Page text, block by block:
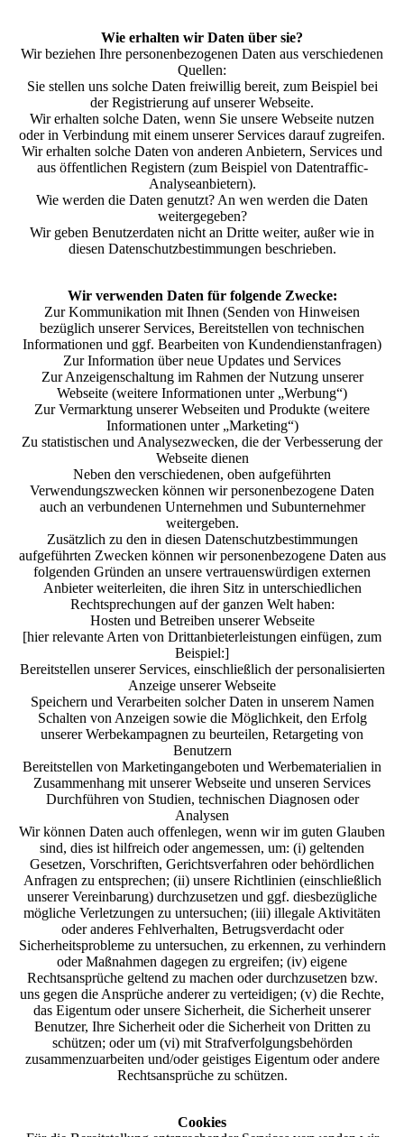
Wie erhalten wir Daten über sie?
Wir beziehen Ihre personenbezogenen Daten aus verschiedenen
Quellen:
Sie stellen uns solche Daten freiwillig bereit, zum Beispiel bei
der Registrierung auf unserer Webseite.
Wir erhalten solche Daten, wenn Sie unsere Webseite nutzen
oder in Verbindung mit einem unserer Services darauf zugreifen.
Wir erhalten solche Daten von anderen Anbietern, Services und
aus öffentlichen Registern (zum Beispiel von Datentraffic-
Analyseanbietern).
Wie werden die Daten genutzt? An wen werden die Daten
weitergegeben?
Wir geben Benutzerdaten nicht an Dritte weiter, außer wie in
diesen Datenschutzbestimmungen beschrieben.
Wir verwenden Daten für folgende Zwecke:
Zur Kommunikation mit Ihnen (Senden von Hinweisen
bezüglich unserer Services, Bereitstellen von technischen
Informationen und ggf. Bearbeiten von Kundendienstanfragen)
Zur Information über neue Updates und Services
Zur Anzeigenschaltung im Rahmen der Nutzung unserer
Webseite (weitere Informationen unter „Werbung“)
Zur Vermarktung unserer Webseiten und Produkte (weitere
Informationen unter „Marketing“)
Zu statistischen und Analysezwecken, die der Verbesserung der
Webseite dienen
Neben den verschiedenen, oben aufgeführten
Verwendungszwecken können wir personenbezogene Daten
auch an verbundenen Unternehmen und Subunternehmer
weitergeben.
Zusätzlich zu den in diesen Datenschutzbestimmungen
aufgeführten Zwecken können wir personenbezogene Daten aus
folgenden Gründen an unsere vertrauenswürdigen externen
Anbieter weiterleiten, die ihren Sitz in unterschiedlichen
Rechtsprechungen auf der ganzen Welt haben:
Hosten und Betreiben unserer Webseite
[hier relevante Arten von Drittanbieterleistungen einfügen, zum
Beispiel:]
Bereitstellen unserer Services, einschließlich der personalisierten
Anzeige unserer Webseite
Speichern und Verarbeiten solcher Daten in unserem Namen
Schalten von Anzeigen sowie die Möglichkeit, den Erfolg
unserer Werbekampagnen zu beurteilen, Retargeting von
Benutzern
Bereitstellen von Marketingangeboten und Werbematerialien in
Zusammenhang mit unserer Webseite und unseren Services
Durchführen von Studien, technischen Diagnosen oder
Analysen
Wir können Daten auch offenlegen, wenn wir im guten Glauben
sind, dies ist hilfreich oder angemessen, um: (i) geltenden
Gesetzen, Vorschriften, Gerichtsverfahren oder behördlichen
Anfragen zu entsprechen; (ii) unsere Richtlinien (einschließlich
unserer Vereinbarung) durchzusetzen und ggf. diesbezügliche
mögliche Verletzungen zu untersuchen; (iii) illegale Aktivitäten
oder anderes Fehlverhalten, Betrugsverdacht oder
Sicherheitsprobleme zu untersuchen, zu erkennen, zu verhindern
oder Maßnahmen dagegen zu ergreifen; (iv) eigene
Rechtsansprüche geltend zu machen oder durchzusetzen bzw.
uns gegen die Ansprüche anderer zu verteidigen; (v) die Rechte,
das Eigentum oder unsere Sicherheit, die Sicherheit unserer
Benutzer, Ihre Sicherheit oder die Sicherheit von Dritten zu
schützen; oder um (vi) mit Strafverfolgungsbehörden
zusammenzuarbeiten und/oder geistiges Eigentum oder andere
Rechtsansprüche zu schützen.
Cookies